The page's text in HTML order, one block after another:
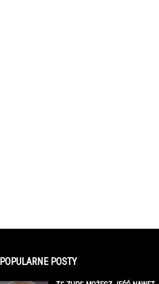
POPULARNE POSTY